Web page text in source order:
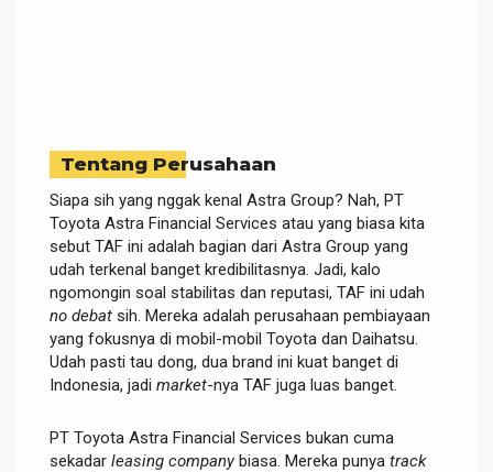
Tentang Perusahaan
Siapa sih yang nggak kenal Astra Group? Nah, PT
Toyota Astra Financial Services atau yang biasa kita
sebut TAF ini adalah bagian dari Astra Group yang
udah terkenal banget kredibilitasnya. Jadi, kalo
ngomongin soal stabilitas dan reputasi, TAF ini udah
no debat sih. Mereka adalah perusahaan pembiayaan
yang fokusnya di mobil-mobil Toyota dan Daihatsu.
Udah pasti tau dong, dua brand ini kuat banget di
Indonesia, jadi market-nya TAF juga luas banget.
PT Toyota Astra Financial Services bukan cuma
sekadar leasing companybiasa. Mereka punya track